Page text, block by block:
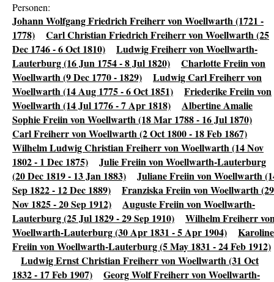
Personen:
Johann Wolfgang Friedrich Freiherr von Woellwarth (1721 -
1778)
Carl Christian Friedrich Freiherr von Woellwarth (25
Dec 1746 - 6 Oct 1810)
Ludwig Freiherr von Woellwarth-
Lauterburg (16 Jun 1754 - 8 Jul 1820)
Charlotte Freiin von
Woellwarth (9 Dec 1770 - 1829)
Ludwig Carl Freiherr von
Woellwarth (14 Aug 1775 - 6 Oct 1851)
Friederike Freiin von
Woellwarth (14 Jul 1776 - 7 Apr 1818)
Albertine Amalie
Sophie Freiin von Woellwarth (18 Mar 1788 - 16 Jul 1870)
Carl Freiherr von Woellwarth (2 Oct 1800 - 18 Feb 1867)
Wilhelm Ludwig Christian Freiherr von Woellwarth (14 Nov
1802 - 1 Dec 1875)
Julie Freiin von Woellwarth-Lauterburg
(20 Dec 1819 - 13 Jan 1883)
Juliane Freiin von Woellwarth
Sep 1822 - 12 Dec 1889)
Franziska Freiin von Woellwarth (29
Nov 1825 - 20 Sep 1912)
Auguste Freiin von Woellwarth-
Lauterburg (25 Jul 1829 - 29 Sep 1910)
Wilhelm Freiherr
Woellwarth-Lauterburg (30 Apr 1831 - 5 Apr 1904)
Karoline
Freiin von Woellwarth-Lauterburg (5 May 1831 - 24 Feb 1912)
Ludwig Ernst Christian Freiherr von Woellwarth (31 Oct
1832 - 17 Feb 1907)
Georg Wolf Freiherr von Woellwarth-